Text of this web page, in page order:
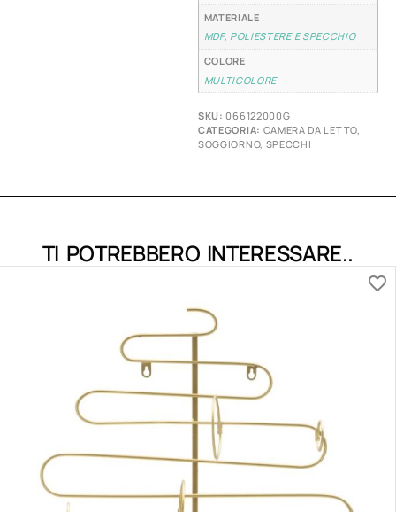
MATERIALE
MDF, POLIESTERE E SPECCHIO
COLORE
MULTICOLORE
SKU:066122000G
CATEGORIA: CAMERA DA LETTO,
SOGGIORNO, SPECCHI
TI POTREBBERO INTERESSARE..